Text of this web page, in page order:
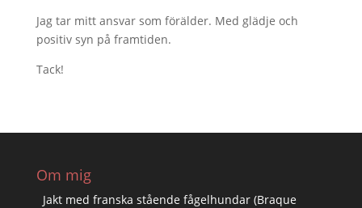
Jag tar mitt ansvar som förälder. Med glädje och
positiv syn på framtiden.
Tack!
Om mig
Jakt med franska stående fågelhundar (Braque